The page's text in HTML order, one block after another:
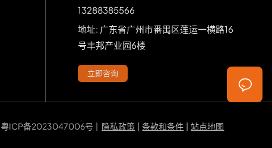
13288385566
地址: 广东省广州市番禺区莲运一横路16
号丰邦产业园6楼
立即咨询
粤ICP备2023047006号 | 隐私政策 |条款和条件 |站点地图